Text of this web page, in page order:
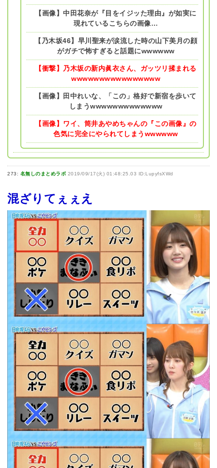
【画像】中田花奈が『目をイジッた理由』が如実に
現れているこちらの画像…
【乃木坂46】早川聖来が涙流した時の山下美月の顔
がガチで怖すぎると話題にwwwwww
【衝撃】乃木坂の新内眞衣さん、ガッツリ揉まれる
wwwwwwwwwwwwwwww
【画像】田中れいな、「この」格好で新宿を歩いて
しまうwwwwwwwwwwwww
【画像】ワイ、筒井あやめちゃんの『この画像』の
色気に完全にやられてしまうwwwwww
273: 名無しのまとめラボ 2019/09/17(火) 01:48:25.03 ID:LupyfsXWd
混ざりてぇぇえ